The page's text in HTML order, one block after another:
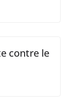
contre le